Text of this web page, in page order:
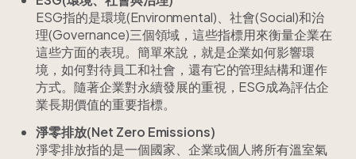
ESG指的是環境(Environmental)、社會(Social)和治
理(Governance)三個領域，這些指標用來衡量企業在
這些方面的表現。簡單來說，就是企業如何影響環
境，如何對待員工和社會，還有它的管理結構和運作
方式。隨著企業對永續發展的重視，ESG成為評估企
業長期價值的重要指標。
淨零排放(Net Zero Emissions)
淨零排放指的是一個國家、企業或個人將所有溫室氣